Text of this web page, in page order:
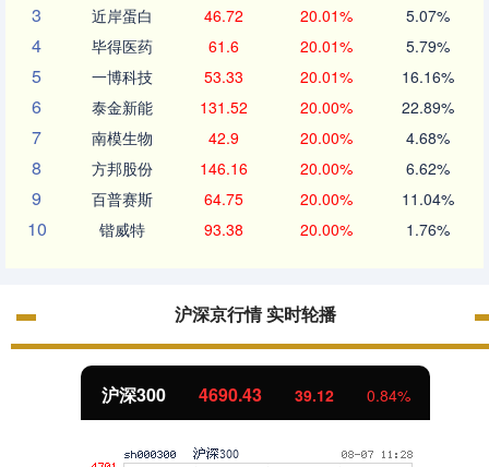
3 近岸蛋白 46.72 20.01% 5.07%
4 毕得医药 61.6 20.01% 5.79%
5 一博科技 53.33 20.01% 16.16%
6 泰金新能 131.52 20.00% 22.89%
7 南模生物 42.9 20.00% 4.68%
8 方邦股份 146.16 20.00% 6.62%
9 百普赛斯 64.75 20.00% 11.04%
10 锴威特 93.38 20.00% 1.76%
沪深京行情 实时轮播
沪深300 4690.43 39.12 0.84%